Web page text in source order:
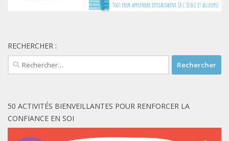
RECHERCHER :
Rechercher :
50 ACTIVITÉS BIENVEILLANTES POUR RENFORCER LA
CONFIANCE EN SOI